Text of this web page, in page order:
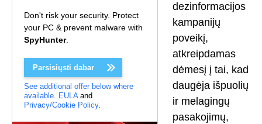
Don't risk your security. Protect
your PC & prevent malware with
SpyHunter.
Parsisiųsti dabar
See additional offer below where
available. EULAand
Privacy/Cookie Policy.
dezinformacijos
kampanijų
poveikį,
atkreipdamas
dėmesį į tai, kad
daugėja išpuolių
ir melagingų
pasakojimų,